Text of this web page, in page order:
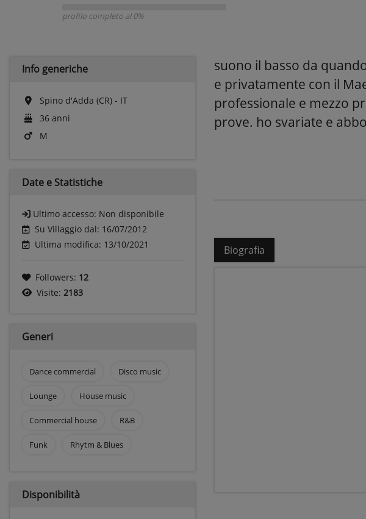
profilo completo al 0%
Info generiche
Spino d'Adda (CR) - IT
36 anni
M
Date e Statistiche
Ultimo accesso: Non disponibile
Su Villaggio dal: 16/07/2012
Ultima modifica: 13/10/2021
Followers: 12
Visite: 2183
Generi
Dance commercial Disco music
Lounge House music
Commercial house R&B
Funk Rhytm & Blues
Disponibilità
suono il basso da
e privatamente con il
professionale e mezzo
prove. ho svariate e
Biografia